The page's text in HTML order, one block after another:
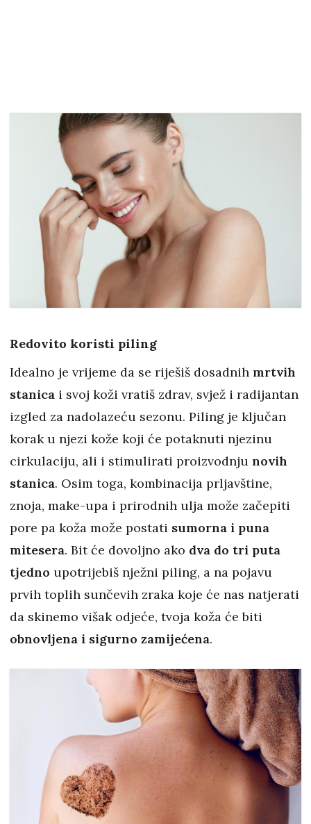
Redovito koristi piling
Idealno je vrijeme da se riješiš dosadnih mrtvih
stanica i svoj koži vratiš zdrav, svjež i radijantan
izgled za nadolazeću sezonu. Piling je ključan
korak u njezi kože koji će potaknuti njezinu
cirkulaciju, ali i stimulirati proizvodnju novih
stanica. Osim toga, kombinacija prljavštine,
znoja, make-upa i prirodnih ulja može začepiti
pore pa koža može postati sumorna i puna
mitesera. Bit će dovoljno ako dva do tri puta
tjedno upotrijebiš nježni piling, a na pojavu
prvih toplih sunčevih zraka koje će nas natjerati
da skinemo višak odjeće, tvoja koža će biti
obnovljena i sigurno zamijećena.